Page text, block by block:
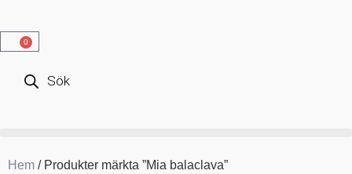
0
Hem / Produkter märkta ”Mia balaclava”